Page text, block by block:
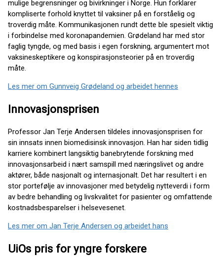
mulige begrensninger og bivirkninger i Norge. Hun forklarer
kompliserte forhold knyttet til vaksiner på en forståelig og
troverdig måte. Kommunikasjonen rundt dette ble spesielt viktig
i forbindelse med koronapandemien. Grødeland har med stor
faglig tyngde, og med basis i egen forskning, argumentert mot
vaksineskeptikere og konspirasjonsteorier på en troverdig
måte.
Les mer om Gunnveig Grødeland og arbeidet hennes
Innovasjonsprisen
Professor Jan Terje Andersen tildeles innovasjonsprisen for
sin innsats innen biomedisinsk innovasjon. Han har siden tidlig
karriere kombinert langsiktig banebrytende forskning med
innovasjonsarbeid i nært samspill med næringslivet og andre
aktører, både nasjonalt og internasjonalt. Det har resultert i en
stor portefølje av innovasjoner med betydelig nytteverdi i form
av bedre behandling og livskvalitet for pasienter og omfattende
kostnadsbesparelser i helsevesenet.
Les mer om Jan Terje Andersen og arbeidet hans
UiOs pris for yngre forskere